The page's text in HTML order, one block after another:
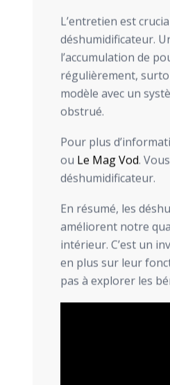
L’entretien est
déshumidificateur.
l’accumulation de
régulièrement,
modèle avec un
obstrué.
Pour plus
ou Le Mag Vod.
déshumidificateur.
En résumé, les
améliorent notre
intérieur. C’est un
en plus sur leur
pas à explorer les